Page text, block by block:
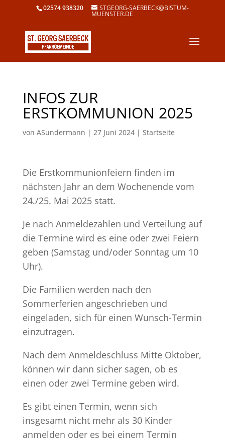
02574 938320 STGEORG-SAERBECK@BISTUM-
MUENSTER.DE
INFOS ZUR
ERSTKOMMUNION 2025
von ASundermann | 27 Juni 2024| Startseite
Die Erstkommunionfeiern finden im
nächsten Jahr an dem Wochenende vom
24./25. Mai 2025 statt.
Je nach Anmeldezahlen und Verteilung auf
die Termine wird es eine oder zwei Feiern
geben (Samstag und/oder Sonntag um 10
Uhr).
Die Familien werden nach den
Sommerferien angeschrieben und
eingeladen, sich für einen Wunsch-Termin
einzutragen.
Nach dem Anmeldeschluss Mitte Oktober,
können wir dann sicher sagen, ob es
einen oder zwei Termine geben wird.
Es gibt einen Termin, wenn sich
insgesamt nicht mehr als 30 Kinder
anmelden oder es bei einem Termin